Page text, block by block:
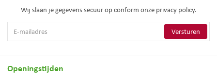
Wij slaan je gegevens secuur op conform onze privacy policy.
Openingstijden